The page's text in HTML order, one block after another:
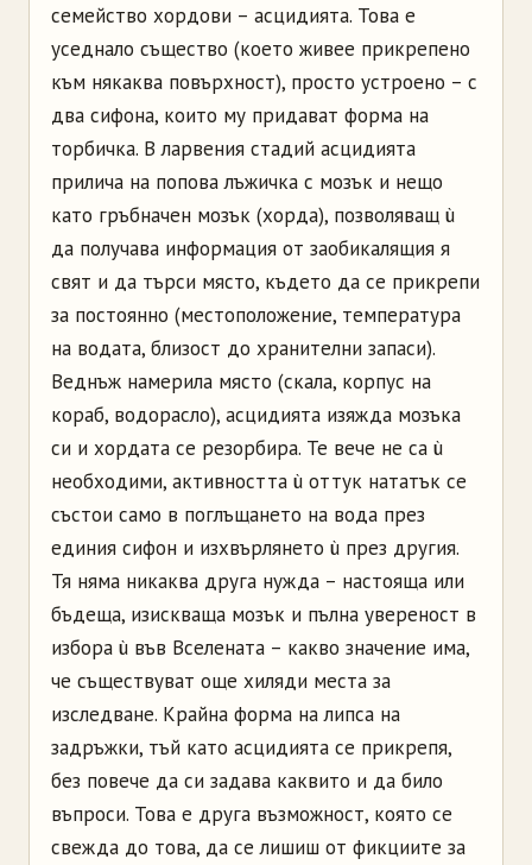
семейство хордови – асцидията. Това е
уседнало същество (което живее прикрепено
към някаква повърхност), просто устроено – с
два сифона, които му придават форма на
торбичка. В ларвения стадий асцидията
прилича на попова лъжичка с мозък и нещо
като гръбначен мозък (хорда), позволяващ ù
да получава информация от заобикалящия я
свят и да търси място, където да се прикрепи
за постоянно (местоположение, температура
на водата, близост до хранителни запаси).
Веднъж намерила място (скала, корпус на
кораб, водорасло), асцидията изяжда мозъка
си и хордата се резорбира. Те вече не са ù
необходими, активността ù оттук нататък се
състои само в поглъщането на вода през
единия сифон и изхвърлянето ù през другия.
Тя няма никаква друга нужда – настояща или
бъдеща, изискваща мозък и пълна увереност в
избора ù във Вселената – какво значение има,
че съществуват още хиляди места за
изследване. Крайна форма на липса на
задръжки, тъй като асцидията се прикрепя,
без повече да си задава каквито и да било
въпроси. Това е друга възможност, която се
свежда до това, да се лишиш от фикциите за